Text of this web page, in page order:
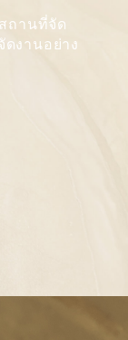
ถานที่จัด
ดงานอย่าง